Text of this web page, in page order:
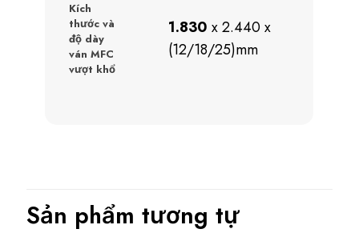
Kích
thước và
độ dày
ván MFC
vượt khổ
1.830 x 2.440 x
(12/18/25)mm
Sản phẩm tương tự